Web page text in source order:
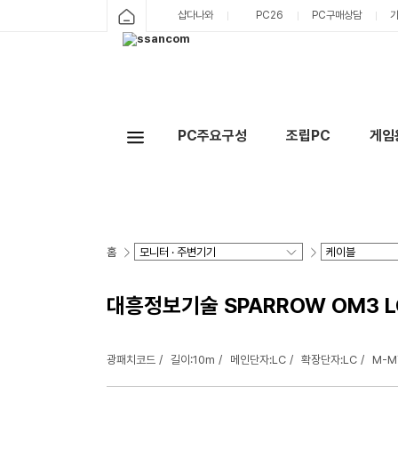
샵다나와 PC26 PC구매상담
PC주요구성 조립PC 게
홈
대흥정보기술 SPARROW OM3
광패치코드 길이:10m 메인단자:LC 확장단자:LC M-M